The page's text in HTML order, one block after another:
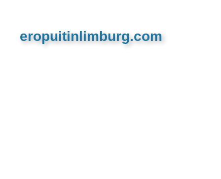
eropuitinlimburg.com